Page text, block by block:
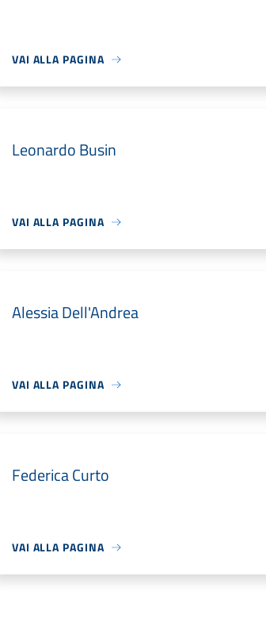
VAI ALLA PAGINA
Leonardo Busin
VAI ALLA PAGINA
Alessia Dell'Andrea
VAI ALLA PAGINA
Federica Curto
VAI ALLA PAGINA